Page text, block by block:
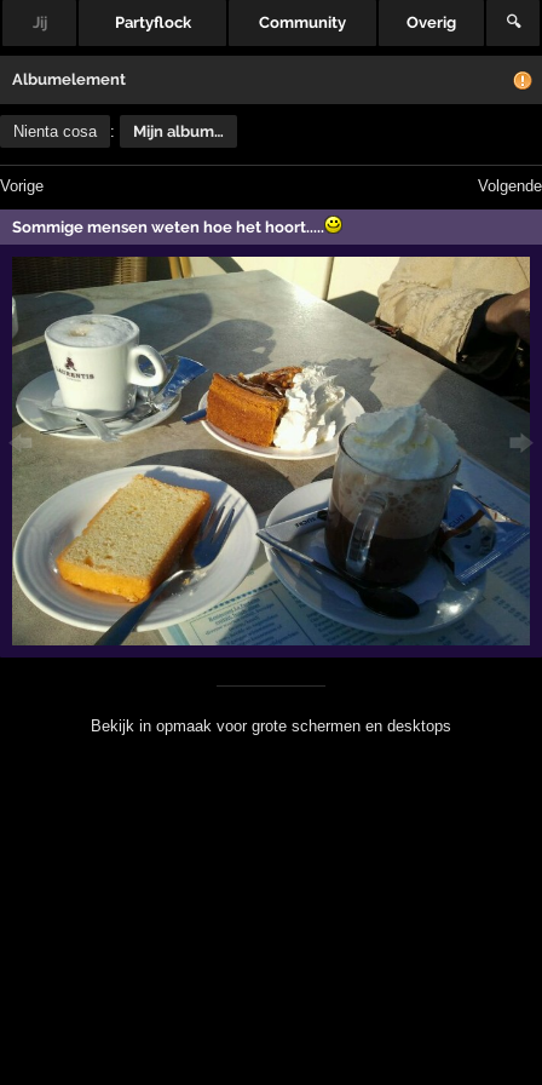
Jij Partyflock Community Overig 🔍
Albumelement
Nienta cosa : Mijn album…
Vorige Volgende
Sommige mensen weten hoe het hoort.....
Bekijk in opmaak voor grote schermen en desktops